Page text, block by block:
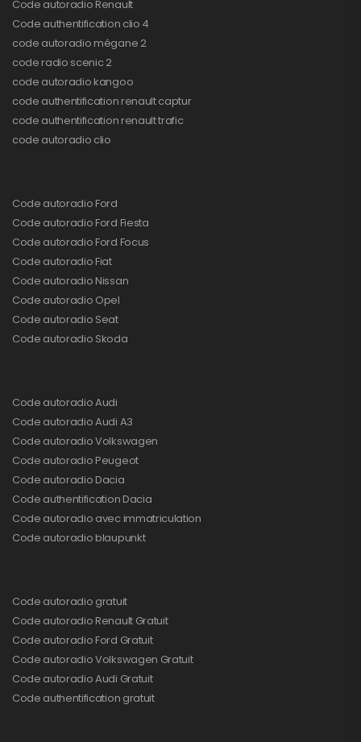
Code autoradio Renault
Code authentification clio 4
code autoradio mégane 2
code radio scenic 2
code autoradio kangoo
code authentification renault captur
code authentification renault trafic
code autoradio clio
Code autoradio Ford
Code autoradio Ford Fiesta
Code autoradio Ford Focus
Code autoradio Fiat
Code autoradio Nissan
Code autoradio Opel
Code autoradio Seat
Code autoradio Skoda
Code autoradio Audi
Code autoradio Audi A3
Code autoradio Volkswagen
Code autoradio Peugeot
Code autoradio Dacia
Code authentification Dacia
Code autoradio avec immatriculation
Code autoradio blaupunkt
Code autoradio gratuit
Code autoradio Renault Gratuit
Code autoradio Ford Gratuit
Code autoradio Volkswagen Gratuit
Code autoradio Audi Gratuit
Code authentification gratuit